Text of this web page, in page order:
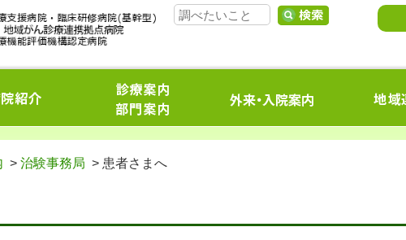
> 治験事務局 > 患者さまへ